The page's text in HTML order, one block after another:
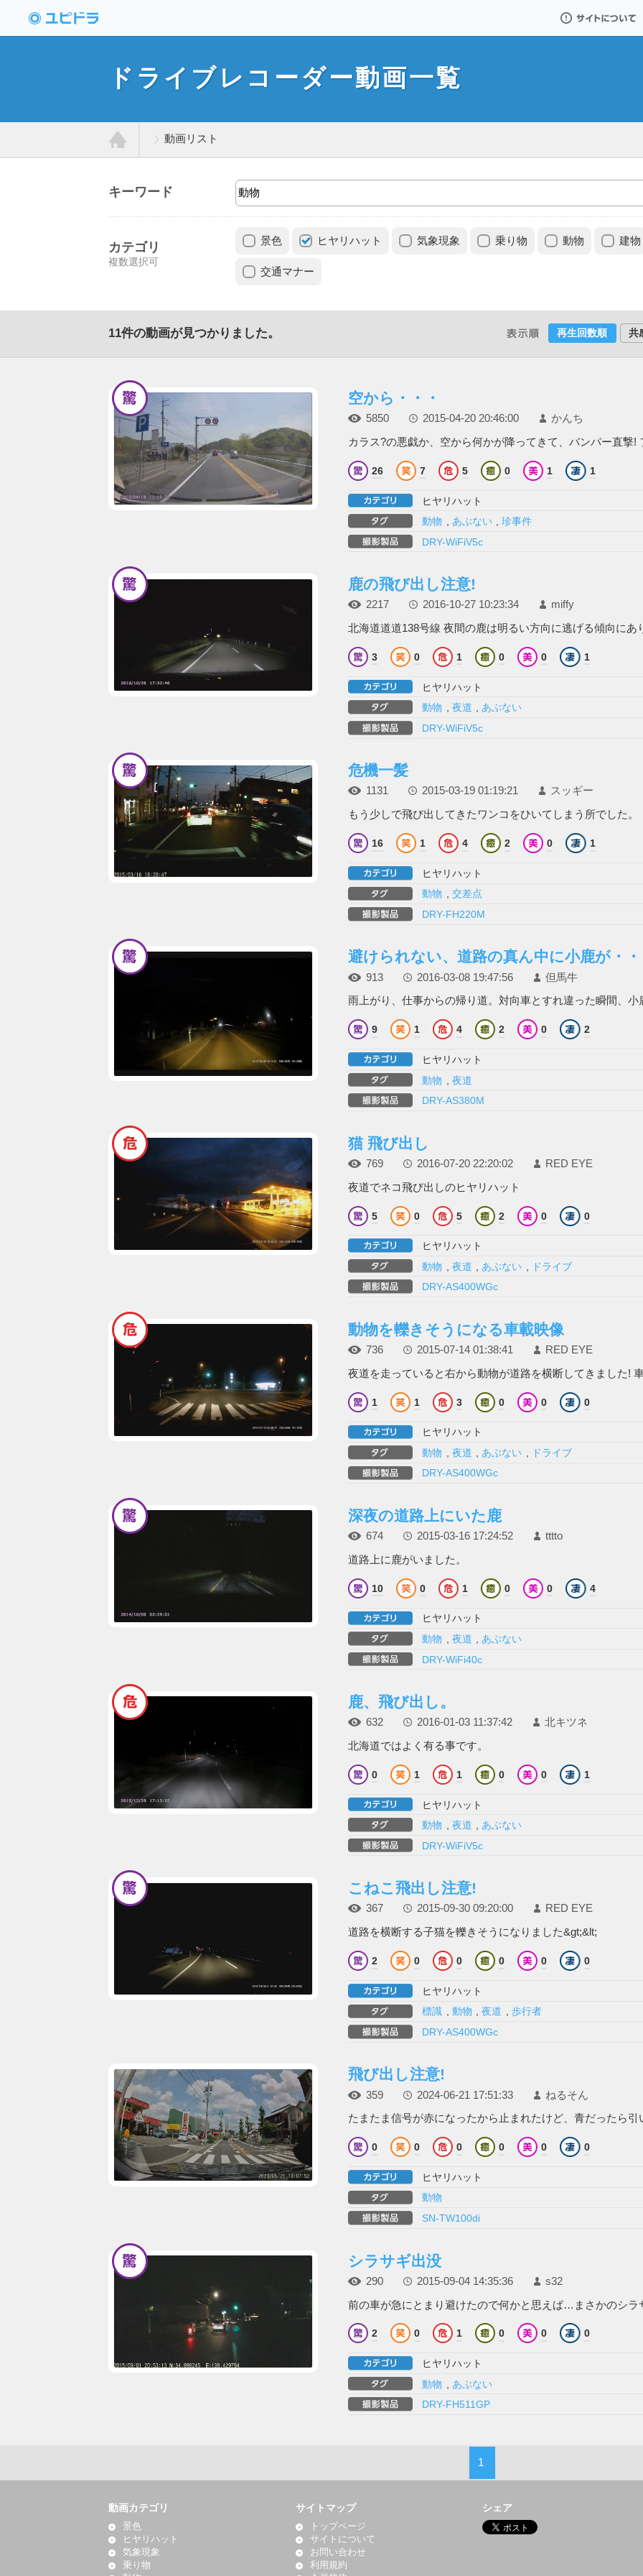
ドライブレコーダー動画一覧
ム
動画リスト
キーワード
カテゴリ
複数選択可
景色 ヒヤリハット 気象現象 乗り物 動物 建物
交通マナー
11件の動画が見つかりました。 再生回数順 共
空から・・・
5850 2015-04-20 20:46:00 かんち
カラス?の悪戯か、空から何かが降ってきて、バンパー直撃!
26 7 5 0 1 1
ヒヤリハット
動物
あぶない ,珍事件
DRY-WiFiV5c
鹿の飛び出し注意!
2217 2016-10-27 10:23:34 miffy
北海道道道138号線 夜間の鹿は明るい方向に逃げる傾向にあ
3 0 1 0 0 1
ヒヤリハット
動物 , 夜道 ,あぶない
DRY-WiFiV5c
危機一髪
1131 2015-03-19 01:19:21 スッギー
もう少しで飛び出してきたワンコをひいてしまう所でした。
16 1 4 2 0 1
ヒヤリハット
動物 , 交差点
DRY-FH220M
避けられない、道路の真ん中に小鹿が・
913 2016-03-08 19:47:56 但馬牛
雨上がり、仕事からの帰り道。対向車とすれ違った瞬間、
9 1 4 2 0 2
ヒヤリハット
動物
夜道
DRY-AS380M
猫 飛び出し
769 2016-07-20 22:20:02 RED EYE
夜道でネコ飛び出しのヒヤリハット
5 0 5 2 0 0
ヒヤリハット
動物
夜道 あぶない
ドライブ
DRY-AS400WGc
動物を轢きそうになる車載映像
736 2015-07-14 01:38:41 RED EYE
夜道を走っていると右から動物が道路を横断してきました!
1 1 3 0 0 0
ヒヤリハット
動物
夜道 あぶない
ドライブ
DRY-AS400WGc
深夜の道路上にいた鹿
674 2015-03-16 17:24:52 tttto
道路上に鹿がいました。
10 0 1 0 0 4
ヒヤリハット
動物
夜道
あぶない
DRY-WiFi40c
鹿、飛び出し。
632 2016-01-03 11:37:42 北キツネ
北海道ではよく有る事です。
0 1 1 0 0 1
ヒヤリハット
動物
夜道
あぶない
DRY-WiFiV5c
こねこ飛出し注意!
367 2015-09-30 09:20:00 RED EYE
道路を横断する子猫を轢きそうになりました&gt;&lt;
2 0 0 0 0 0
ヒヤリハット
標識 , 動物 ,夜道 , 歩行者
DRY-AS400WGc
飛び出し注意!
359 2024-06-21 17:51:33 ねるそん
たまたま信号が赤になったから止まれたけど、青だったら引
0 0 0 0 0 0
ヒヤリハット
動物
SN-TW100di
シラサギ出没
290 2015-09-04 14:35:36 s32
前の車が急にとまり避けたので何かと思えば…まさかのシラ
2 0 1 0 0 0
ヒヤリハット
動物
あぶない
DRY-FH511GP
1
動画カテゴリ
景色
ヒヤリハット
気象現象
乗り物
サイトマップ
トップページ
サイトについて
お問い合わせ
利用規約
シェア